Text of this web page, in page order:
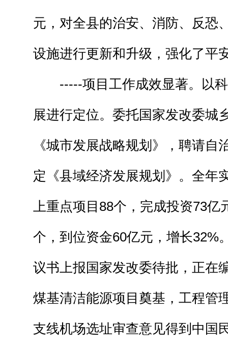
元，对全县的治安、消防、反恐
设施进行更新和升级，强化了平
-----项目工作成效显著。以科
展进行定位。委托国家发改委城
《城市发展战略规划》，聘请自
定《县域经济发展规划》。全年
上重点项目88个，完成投资73亿
个，到位资金60亿元，增长32%
议书上报国家发改委待批，正在
煤基清洁能源项目奠基，工程管
支线机场选址审查意见得到中国